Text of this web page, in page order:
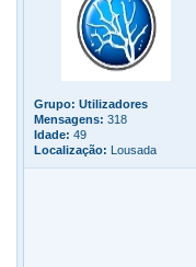
Grupo: Utilizadores
Mensagens: 318
Idade: 49
Localização: Lousada